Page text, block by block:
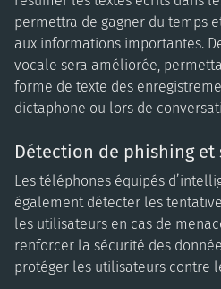
permettra de gagner du temps
aux informations importantes.
vocale sera améliorée,
forme de texte des
dictaphone ou lors de
Détection de phishing et
Les téléphones équipés
également détecter les
les utilisateurs en cas de
renforcer la sécurité des
protéger les utilisateurs contre